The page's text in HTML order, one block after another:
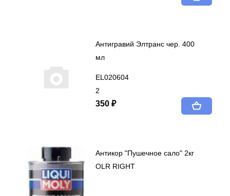
Антигравий Элтранс чер. 400
мл
EL020604
2
350 ₽
Антикор "Пушечное сало" 2кг
OLR RIGHT